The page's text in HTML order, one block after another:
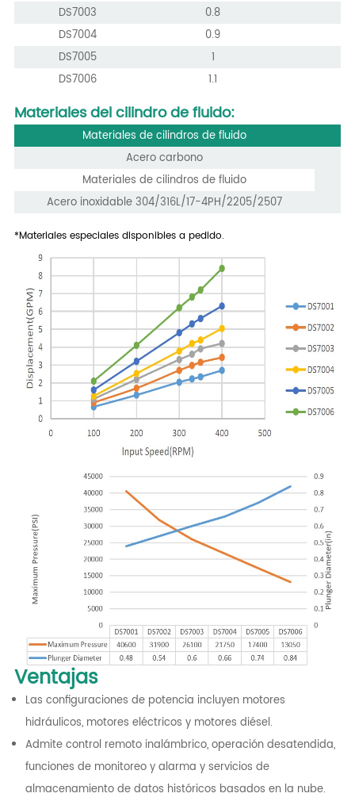
DS7003
0.8
DS7004
0.9
DS7005
1
DS7006
1.1
Materiales del cilindro de fluido:
Materiales de cilindros de fluido
Acero carbono
Materiales de cilindros de fluido
Acero inoxidable 304/316L/17-4PH/2205/2507
*Materiales especiales disponibles a pedido.
Ventajas
Las configuraciones de potencia incluyen motores
hidráulicos, motores eléctricos y motores diésel.
Admite control remoto inalámbrico, operación desatendida,
funciones de monitoreo y alarma y servicios de
almacenamiento de datos históricos basados ​​en la nube.